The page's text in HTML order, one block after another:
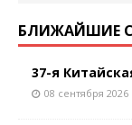
БЛИЖАЙШИЕ
37-я
08 сентября 2026